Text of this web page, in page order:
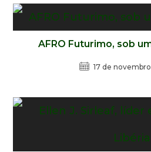
AFRO Futurimo, sob
17 de